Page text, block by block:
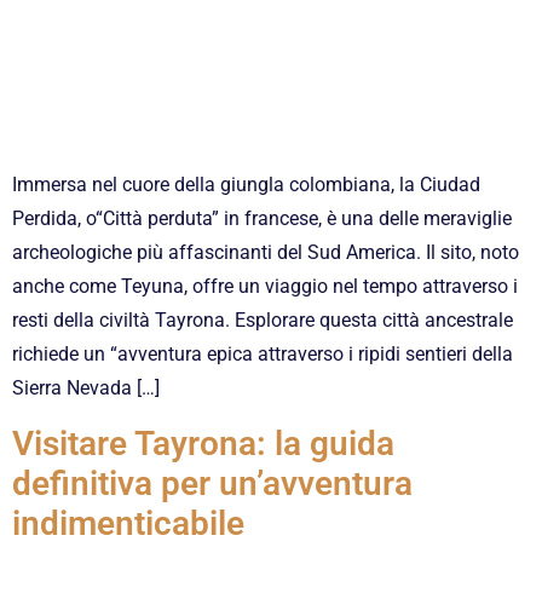
Immersa nel cuore della giungla colombiana, la Ciudad
Perdida, o“Città perduta” in francese, è una delle meraviglie
archeologiche più affascinanti del Sud America. Il sito, noto
anche come Teyuna, offre un viaggio nel tempo attraverso i
resti della civiltà Tayrona. Esplorare questa città ancestrale
richiede un “avventura epica attraverso i ripidi sentieri della
Sierra Nevada […]
Visitare Tayrona: la guida
definitiva per un’avventura
indimenticabile